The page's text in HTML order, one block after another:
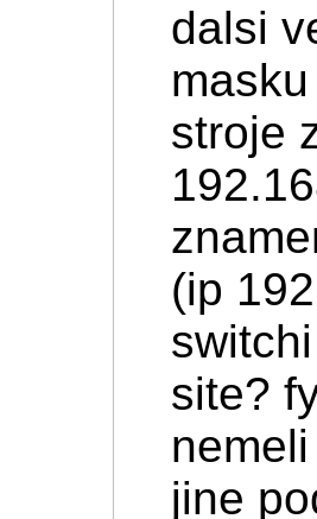
dalsi
stroje
(ip
site?
jine